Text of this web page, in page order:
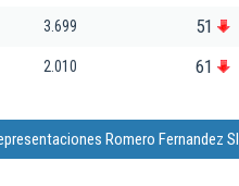
3.699 51
2.010 61
Romero Fernandez Sl.